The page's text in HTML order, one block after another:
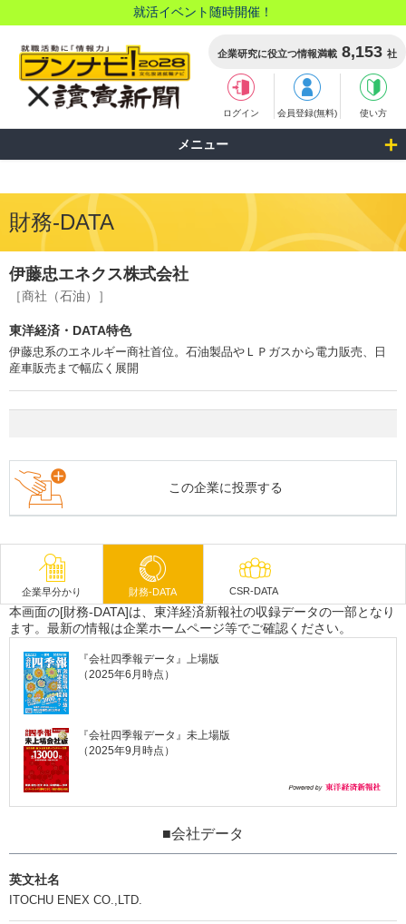
就活イベント随時開催！
企業研究に役立つ情報満載 8,153 社
ログイン 会員登録(無料) 使い方
メニュー
財務-DATA
伊藤忠エネクス株式会社
［商社（石油）］
東洋経済・DATA特色
伊藤忠系のエネルギー商社首位。石油製品やＬＰガスから電力販売、日
産車販売まで幅広く展開
この企業に投票する
企業早分かり 財務-DATA CSR-DATA
本画面の[財務-DATA]は、東洋経済新報社の収録データの一部となり
ます。最新の情報は企業ホームページ等でご確認ください。
『会社四季報データ』上場版
（2025年6月時点）
『会社四季報データ』未上場版
（2025年9月時点）
■会社データ
英文社名
ITOCHU ENEX CO.,LTD.